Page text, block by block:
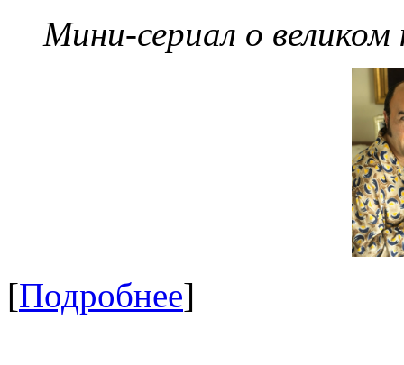
Мини-сериал о великом
[Подробнее]